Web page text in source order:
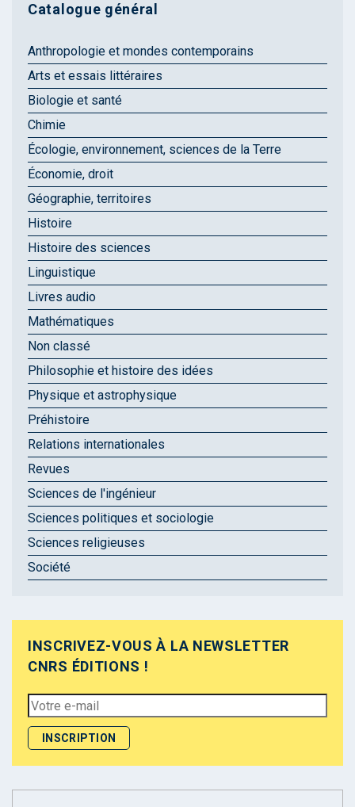
Catalogue général
Anthropologie et mondes contemporains
Arts et essais littéraires
Biologie et santé
Chimie
Écologie, environnement, sciences de la Terre
Économie, droit
Géographie, territoires
Histoire
Histoire des sciences
Linguistique
Livres audio
Mathématiques
Non classé
Philosophie et histoire des idées
Physique et astrophysique
Préhistoire
Relations internationales
Revues
Sciences de l'ingénieur
Sciences politiques et sociologie
Sciences religieuses
Société
INSCRIVEZ-VOUS À LA NEWSLETTER
CNRS ÉDITIONS !